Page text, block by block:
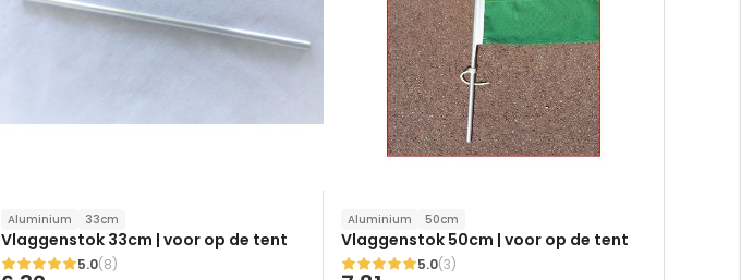
Aluminium 33cm
Vlaggenstok 33cm | voor op de tent
Waardering:
5.0(8)
Aluminium 50cm
Vlaggenstok 50cm | voor op de tent
Waardering:
5.0(3)